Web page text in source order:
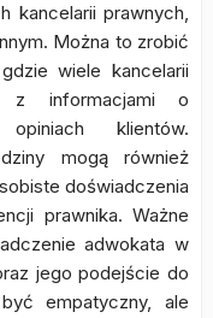
kancelarii prawnych,
Można to zrobić
wiele kancelarii
z informacjami o
klientów.
mogą również
doświadczenia
prawnika. Ważne
adwokata w
jego podejście do
empatyczny, ale